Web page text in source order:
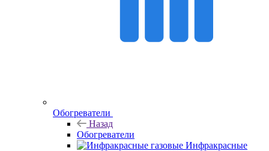
Обогреватели
Назад
Обогреватели
Инфракрасные